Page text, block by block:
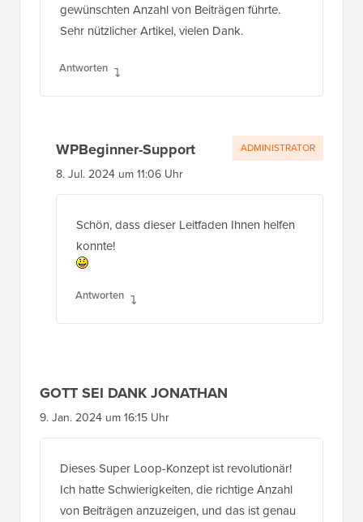
gewünschten Anzahl von Beiträgen führte.
Sehr nützlicher Artikel, vielen Dank.
Antworten
WPBeginner-Support
8. Jul. 2024 um 11:06 Uhr
Schön, dass dieser Leitfaden Ihnen helfen
konnte!
Antworten
ADMINISTRATOR
GOTT SEI DANK JONATHAN
9. Jan. 2024 um 16:15 Uhr
Dieses Super Loop-Konzept ist revolutionär!
Ich hatte Schwierigkeiten, die richtige Anzahl
von Beiträgen anzuzeigen, und das ist genau